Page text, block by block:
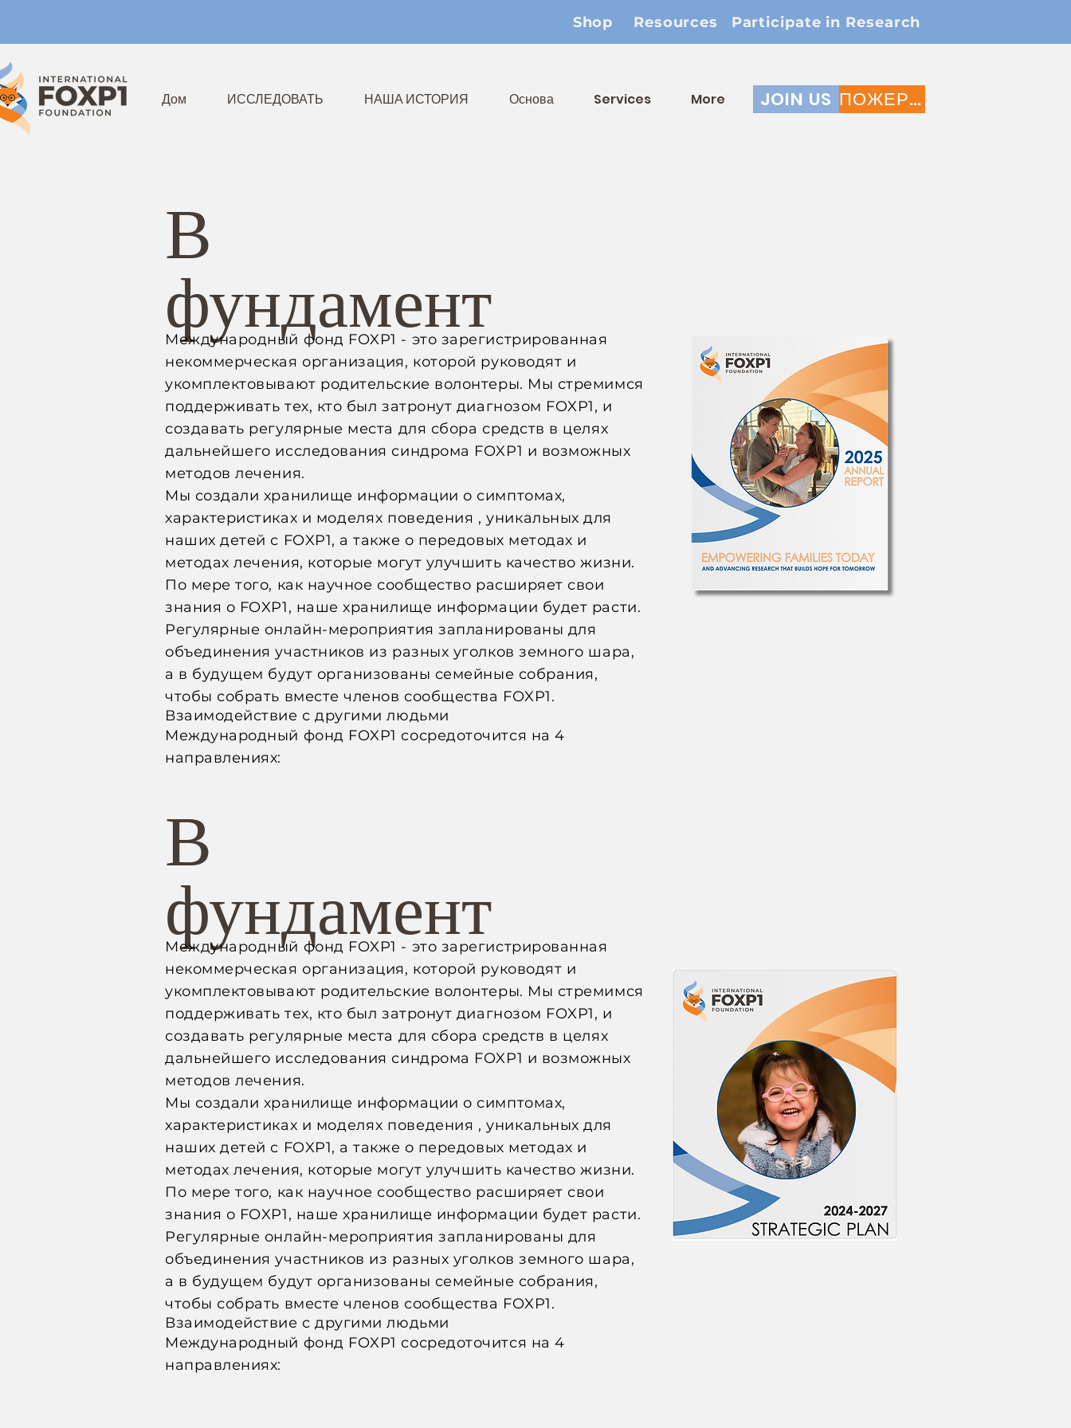
Shop Resources Participate in Research
Дом ИССЛЕДОВАТЬ НАША ИСТОРИЯ Основа Services More JOIN US ПОЖЕРТВОВАТЬ
В
фундамент
Международный фонд FOXP1 - это зарегистрированная
некоммерческая организация, которой руководят и
укомплектовывают родительские волонтеры. Мы стремимся
поддерживать тех, кто был затронут диагнозом FOXP1, и
создавать регулярные места для сбора средств в целях
дальнейшего исследования синдрома FOXP1 и возможных
методов лечения.
Мы создали хранилище информации о симптомах,
характеристиках и моделях поведения , уникальных для
наших детей с FOXP1, а также о передовых методах и
методах лечения, которые могут улучшить качество жизни.
По мере того, как научное сообщество расширяет свои
знания о FOXP1, наше хранилище информации будет расти.
Регулярные онлайн-мероприятия запланированы для
объединения участников из разных уголков земного шара,
а в будущем будут организованы семейные собрания,
чтобы собрать вместе членов сообщества FOXP1.
Взаимодействие с другими людьми
Международный фонд FOXP1 сосредоточится на 4
направлениях:
В
фундамент
Международный фонд FOXP1 - это зарегистрированная
некоммерческая организация, которой руководят и
укомплектовывают родительские волонтеры. Мы стремимся
поддерживать тех, кто был затронут диагнозом FOXP1, и
создавать регулярные места для сбора средств в целях
дальнейшего исследования синдрома FOXP1 и возможных
методов лечения.
Мы создали хранилище информации о симптомах,
характеристиках и моделях поведения , уникальных для
наших детей с FOXP1, а также о передовых методах и
методах лечения, которые могут улучшить качество жизни.
По мере того, как научное сообщество расширяет свои
знания о FOXP1, наше хранилище информации будет расти.
Регулярные онлайн-мероприятия запланированы для
объединения участников из разных уголков земного шара,
а в будущем будут организованы семейные собрания,
чтобы собрать вместе членов сообщества FOXP1.
Взаимодействие с другими людьми
Международный фонд FOXP1 сосредоточится на 4
направлениях: